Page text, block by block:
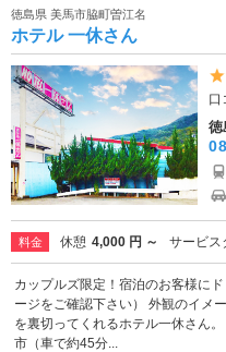
徳島県 美馬市脇町曽江名
ホテル 一休さん
口
徳
料金 休憩 4,000 円 ～ サービス
カップルズ限定！宿泊のお客様に
ージをご確認下さい） 外観のイメ
を裏切ってくれるホテル一休さん
市（車で約45分...